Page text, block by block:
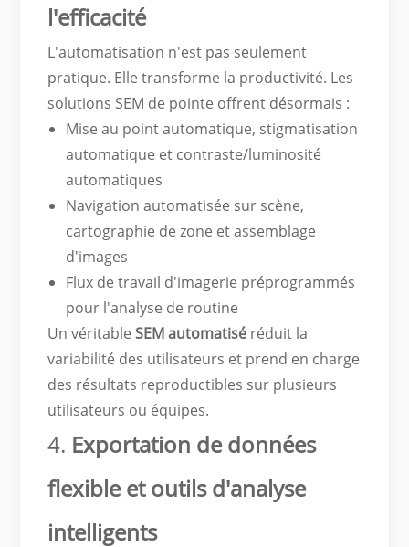
l'efficacité
L'automatisation n'est pas seulement
pratique. Elle transforme la productivité. Les
solutions SEM de pointe offrent désormais :
Mise au point automatique, stigmatisation
automatique et contraste/luminosité
automatiques
Navigation automatisée sur scène,
cartographie de zone et assemblage
d'images
Flux de travail d'imagerie préprogrammés
pour l'analyse de routine
Un véritableSEM automatisé réduit la
variabilité des utilisateurs et prend en charge
des résultats reproductibles sur plusieurs
utilisateurs ou équipes.
4. Exportation de données
flexible et outils d'analyse
intelligents